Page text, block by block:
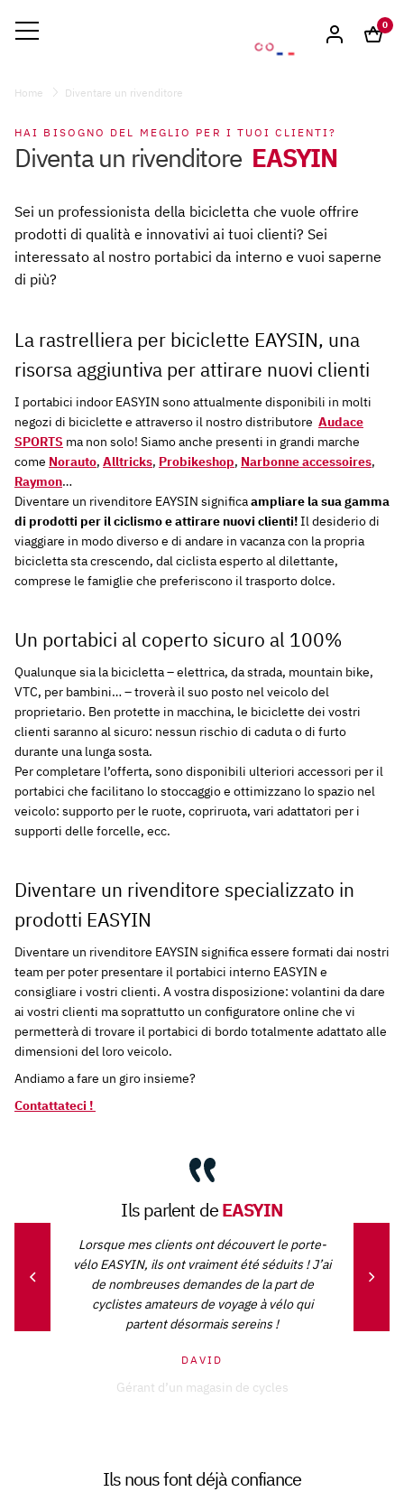
0
Home Diventare un rivenditore
HAI BISOGNO DEL MEGLIO PER I TUOI CLIENTI?
Diventa un rivenditore EASYIN
Sei un professionista della bicicletta che vuole offrire
prodotti di qualità e innovativi ai tuoi clienti? Sei
interessato al nostro portabici da interno e vuoi saperne
di più?
La rastrelliera per biciclette EAYSIN, una
risorsa aggiuntiva per attirare nuovi clienti
I portabici indoor EASYIN sono attualmente disponibili in molti
negozi di biciclette e attraverso il nostro distributore Audace
SPORTS ma non solo! Siamo anche presenti in grandi marche
come Norauto, Alltricks, Probikeshop, Narbonne accessoires,
Raymon…
Diventare un rivenditore EAYSIN significaampliare la sua gamma
di prodotti per il ciclismo e attirare nuovi clienti!Il desiderio di
viaggiare in modo diverso e di andare in vacanza con la propria
bicicletta sta crescendo, dal ciclista esperto al dilettante,
comprese le famiglie che preferiscono il trasporto dolce.
Un portabici al coperto sicuro al 100%
Qualunque sia la bicicletta – elettrica, da strada, mountain bike,
VTC, per bambini… – troverà il suo posto nel veicolo del
proprietario. Ben protette in macchina, le biciclette dei vostri
clienti saranno al sicuro: nessun rischio di caduta o di furto
durante una lunga sosta.
Per completare l’offerta, sono disponibili ulteriori accessori per il
portabici che facilitano lo stoccaggio e ottimizzano lo spazio nel
veicolo: supporto per le ruote, copriruota, vari adattatori per i
supporti delle forcelle, ecc.
Diventare un rivenditore specializzato in
prodotti EASYIN
Diventare un rivenditore EAYSIN significa essere formati dai nostri
team per poter presentare il portabici interno EASYIN e
consigliare i vostri clienti. A vostra disposizione: volantini da dare
ai vostri clienti ma soprattutto un configuratore online che vi
permetterà di trovare il portabici di bordo totalmente adattato alle
dimensioni del loro veicolo.
Andiamo a fare un giro insieme?
Contattateci !
Ils parlent deEASYIN
Lorsque mes clients ont découvert le porte-
vélo EASYIN, ils ont vraiment été séduits ! J’ai
de nombreuses demandes de la part de
cyclistes amateurs de voyage à vélo qui
partent désormais sereins !
DAVID
Gérant d’un magasin de cycles
Ils nous font déjà confiance